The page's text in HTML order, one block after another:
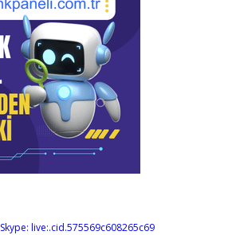
Skype: live:.cid.575569c608265c69